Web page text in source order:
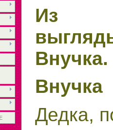
Из
Внучка.
Внучка
Дедка,